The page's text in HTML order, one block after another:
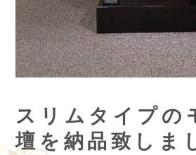
スリムタイプの
壇を納品致しま